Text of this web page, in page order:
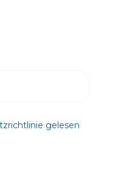
gelesen